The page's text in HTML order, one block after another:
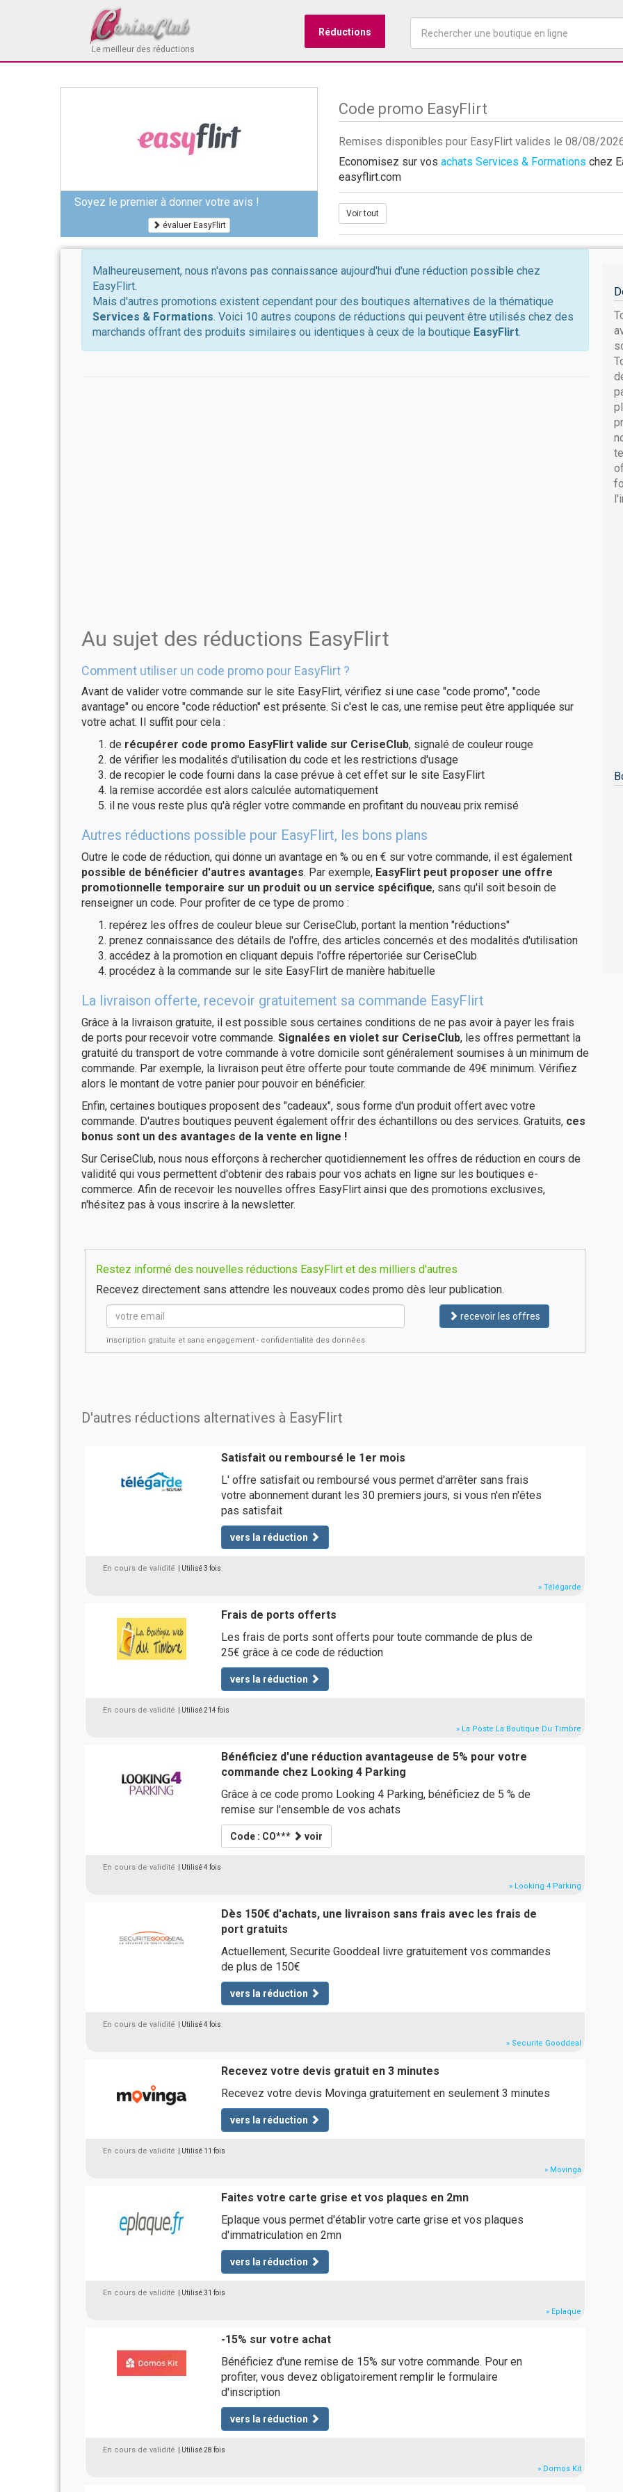
Le meilleur des réductions
Réductions
Soyez le premier à donner votre avis !
évaluer EasyFlirt
Code promo EasyFlirt
Remises disponibles pour EasyFlirt valides le 08/08/
Economisez sur vos achats Services & Formations chez
easyflirt.com
Voir tout
Malheureusement, nous n'avons pas connaissance aujourd'hui d'une réduction possible chez
EasyFlirt.
Mais d'autres promotions existent cependant pour des boutiques alternatives de la thématique
Services & Formations. Voici 10 autres coupons de réductions qui peuvent être utilisés chez des
marchands offrant des produits similaires ou identiques à ceux de la boutique EasyFlirt.
Au sujet des réductions EasyFlirt
Comment utiliser un code promo pour EasyFlirt ?
Avant de valider votre commande sur le site EasyFlirt, vérifiez si une case "code promo", "code
avantage" ou encore "code réduction" est présente. Si c'est le cas, une remise peut être appliquée sur
votre achat. Il suffit pour cela :
de récupérer code promo EasyFlirt valide sur CeriseClub, signalé de couleur rouge
de vérifier les modalités d'utilisation du code et les restrictions d'usage
de recopier le code fourni dans la case prévue à cet effet sur le site EasyFlirt
la remise accordée est alors calculée automatiquement
il ne vous reste plus qu'à régler votre commande en profitant du nouveau prix remisé
Autres réductions possible pour EasyFlirt, les bons plans
Outre le code de réduction, qui donne un avantage en % ou en € sur votre commande, il est également
possible de bénéficier d'autres avantages. Par exemple, EasyFlirt peut proposer une offre
promotionnelle temporaire sur un produit ou un service spécifique, sans qu'il soit besoin de
renseigner un code. Pour profiter de ce type de promo :
repérez les offres de couleur bleue sur CeriseClub, portant la mention "réductions"
prenez connaissance des détails de l'offre, des articles concernés et des modalités d'utilisation
accédez à la promotion en cliquant depuis l'offre répertoriée sur CeriseClub
procédez à la commande sur le site EasyFlirt de manière habituelle
La livraison offerte, recevoir gratuitement sa commande EasyFlirt
Grâce à la livraison gratuite, il est possible sous certaines conditions de ne pas avoir à payer les frais
de ports pour recevoir votre commande. Signalées en violet sur CeriseClub, les offres permettant la
gratuité du transport de votre commande à votre domicile sont généralement soumises à un minimum de
commande. Par exemple, la livraison peut être offerte pour toute commande de 49€ minimum. Vérifiez
alors le montant de votre panier pour pouvoir en bénéficier.
Enfin, certaines boutiques proposent des "cadeaux", sous forme d'un produit offert avec votre
commande. D'autres boutiques peuvent également offrir des échantillons ou des services. Gratuits, ces
bonus sont un des avantages de la vente en ligne !
Sur CeriseClub, nous nous efforçons à rechercher quotidiennement les offres de réduction en cours de
validité qui vous permettent d'obtenir des rabais pour vos achats en ligne sur les boutiques e-
commerce. Afin de recevoir les nouvelles offres EasyFlirt ainsi que des promotions exclusives,
n'hésitez pas à vous inscrire à la newsletter.
Restez informé des nouvelles réductions EasyFlirt et des milliers d'autres
Recevez directement sans attendre les nouveaux codes promo dès leur publication.
recevoir les offres
inscription gratuite et sans engagement - confidentialité des données
D'autres réductions alternatives à EasyFlirt
Satisfait ou remboursé le 1er mois
L' offre satisfait ou remboursé vous permet d'arrêter sans frais
votre abonnement durant les 30 premiers jours, si vous n'en n'êtes
pas satisfait
vers la réduction
En cours de validité | Utilisé 3 fois
» Télégarde
Frais de ports offerts
Les frais de ports sont offerts pour toute commande de plus de
25€ grâce à ce code de réduction
vers la réduction
En cours de validité | Utilisé 214 fois
» La Poste La Boutique Du Timbre
Bénéficiez d'une réduction avantageuse de 5% pour votre
commande chez Looking 4 Parking
Grâce à ce code promo Looking 4 Parking, bénéficiez de 5 % de
remise sur l'ensemble de vos achats
Code : CO*** voir
En cours de validité | Utilisé 4 fois
» Looking 4 Parking
Dès 150€ d'achats, une livraison sans frais avec les frais de
port gratuits
Actuellement, Securite Gooddeal livre gratuitement vos commandes
de plus de 150€
vers la réduction
En cours de validité | Utilisé 4 fois
» Securite Gooddeal
Recevez votre devis gratuit en 3 minutes
Recevez votre devis Movinga gratuitement en seulement 3 minutes
vers la réduction
En cours de validité | Utilisé 11 fois
» Movinga
Faites votre carte grise et vos plaques en 2mn
Eplaque vous permet d'établir votre carte grise et vos plaques
d'immatriculation en 2mn
vers la réduction
En cours de validité | Utilisé 31 fois
» Eplaque
-15% sur votre achat
Bénéficiez d'une remise de 15% sur votre commande. Pour en
profiter, vous devez obligatoirement remplir le formulaire
d'inscription
vers la réduction
En cours de validité | Utilisé 28 fois
» Domos Kit